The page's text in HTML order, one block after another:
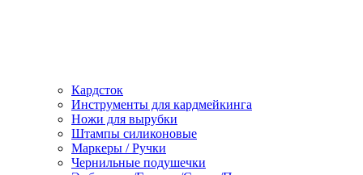
Кардсток
Инструменты для кардмейкинга
Ножи для вырубки
Штампы силиконовые
Маркеры / Ручки
Чернильные подушечки